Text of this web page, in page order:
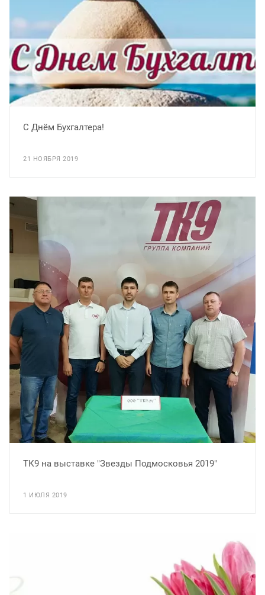
С Днём Бухгалтера!
21 НОЯБРЯ 2019
ТК9 на выставке "Звезды Подмосковья 2019"
1 ИЮЛЯ 2019